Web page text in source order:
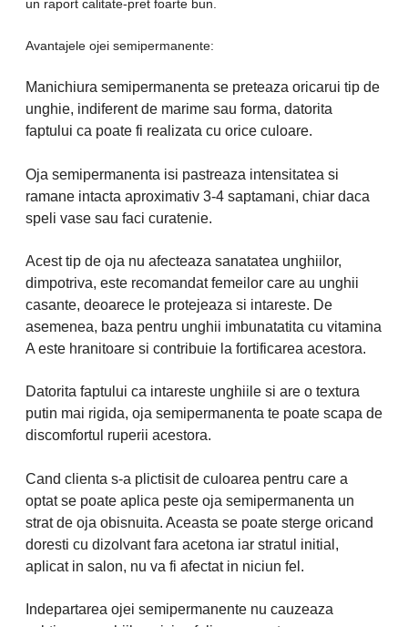
un raport calitate-pret foarte bun.
Avantajele ojei semipermanente:
Manichiura semipermanenta se preteaza oricarui tip de
unghie, indiferent de marime sau forma, datorita
faptului ca poate fi realizata cu orice culoare.
Oja semipermanenta isi pastreaza intensitatea si
ramane intacta aproximativ 3-4 saptamani, chiar daca
speli vase sau faci curatenie.
Acest tip de oja nu afecteaza sanatatea unghiilor,
dimpotriva, este recomandat femeilor care au unghii
casante, deoarece le protejeaza si intareste. De
asemenea, baza pentru unghii imbunatatita cu vitamina
A este hranitoare si contribuie la fortificarea acestora.
Datorita faptului ca intareste unghiile si are o textura
putin mai rigida, oja semipermanenta te poate scapa de
discomfortul ruperii acestora.
Cand clienta s-a plictisit de culoarea pentru care a
optat se poate aplica peste oja semipermanenta un
strat de oja obisnuita. Aceasta se poate sterge oricand
doresti cu dizolvant fara acetona iar stratul initial,
aplicat in salon, nu va fi afectat in niciun fel.
Indepartarea ojei semipermanente nu cauzeaza